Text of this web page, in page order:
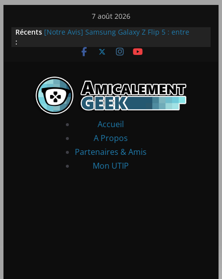
contenu
7 août 2026
Récents
:
[Notre Avis] Samsung Galaxy Z Flip 5 : entre
[PS5] New World Aeternum [Notre Avis]
Accueil
A Propos
Partenaires & Amis
Mon UTIP